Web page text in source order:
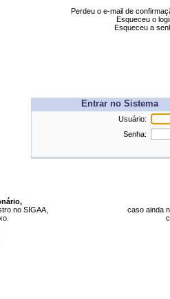
Perdeu o e-mail de
Esqueceu o
Esqueceu a
Entrar no Sistema
Usuário:
Senha:
no SIGAA,
caso ainda